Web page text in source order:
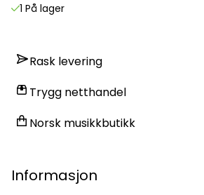
1 På lager
Rask levering
Trygg netthandel
Norsk musikkbutikk
Informasjon